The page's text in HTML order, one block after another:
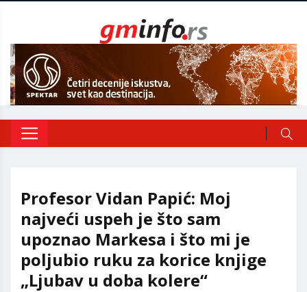
Profesor Vidan Papić: Moj
najveći uspeh je što sam
upoznao Markesa i što mi je
poljubio ruku za korice knjige
„Ljubav u doba kolere“